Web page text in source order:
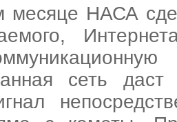
месяце НАСА
сеть